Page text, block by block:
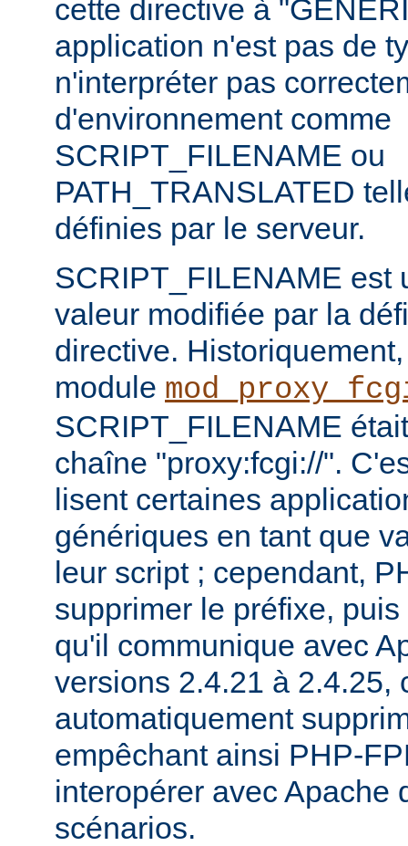
cette directive à
application n'est pas de
n'interpréter pas
d'environnement comme
SCRIPT_FILENAME ou
PATH_TRANSLATED
définies par le serveur.
SCRIPT_FILENAME est
valeur modifiée par la
directive.
module
SCRIPT_FILENAME
chaîne "proxy:fcgi://".
lisent certaines
génériques en tant que
leur script ; cependant,
supprimer le préfixe,
qu'il communique avec
versions 2.4.21 à 2.4.25,
automatiquement
empêchant ainsi PHP-
interopérer avec Apache
scénarios.